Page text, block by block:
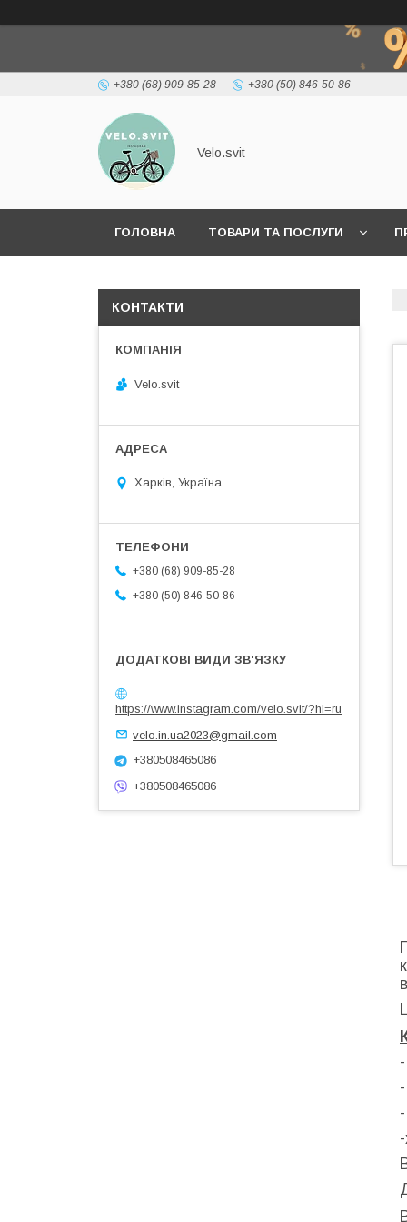
+380 (68) 909-85-28 +380 (50) 846-50-86
Velo.svit
ГОЛОВНА ТОВАРИ ТА ПОСЛУГИ
КОНТАКТИ
Velo.svit
Харків, Україна
+380 (68) 909-85-28
+380 (50) 846-50-86
https://www.instagram.com/velo.svit/?hl=ru
velo.in.ua2023@gmail.com
+380508465086
+380508465086